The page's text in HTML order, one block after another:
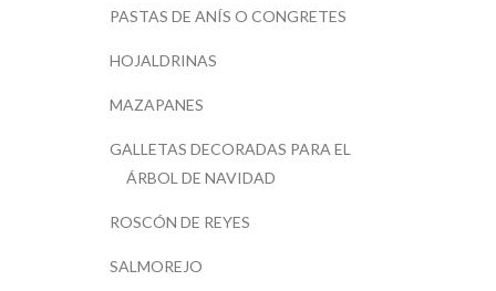
PASTAS DE ANÍS O CONGRETES
HOJALDRINAS
MAZAPANES
GALLETAS DECORADAS PARA EL
ÁRBOL DE NAVIDAD
ROSCÓN DE REYES
SALMOREJO